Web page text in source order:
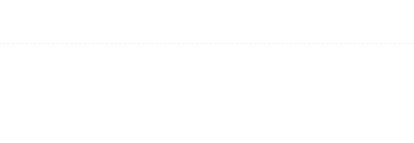
组件）新版及历史版本